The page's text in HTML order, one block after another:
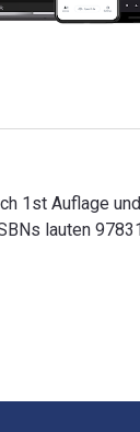
1st Auflage
lauten